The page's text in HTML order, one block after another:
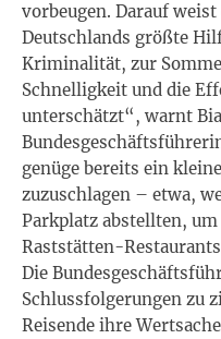
vorbeugen. Darauf weist
Deutschlands größte
Kriminalität, zur
Schnelligkeit und die
unterschätzt“, warnt
genüge bereits ein
zuzuschlagen – etwa,
Parkplatz abstellten,
Raststätten-
Die
Schlussfolgerungen zu
Reisende ihre